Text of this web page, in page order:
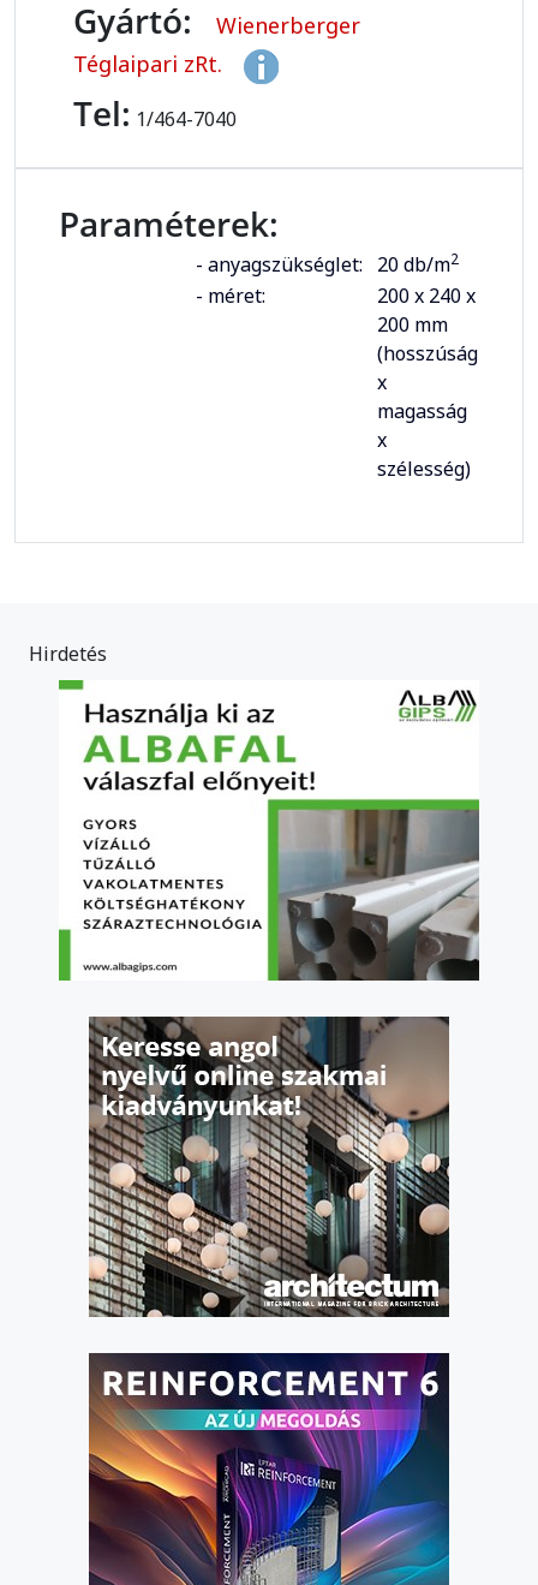
Gyártó:
Wienerberger
Téglaipari zRt.
Tel: 1/464-7040
Paraméterek:
- anyagszükséglet: 20 db/m2
- méret:
200 x 240 x
200 mm
(hosszúság
x
magasság
x
szélesség)
Hirdetés